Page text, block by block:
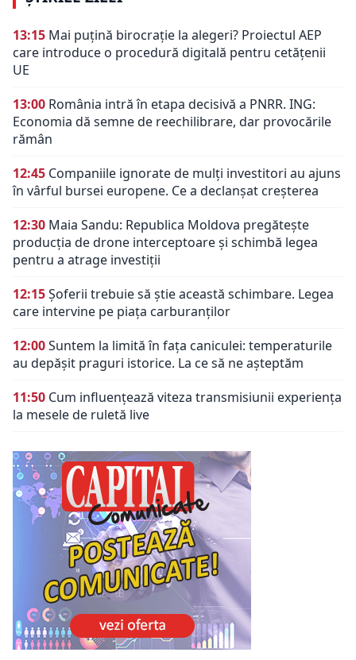
13:15 Mai puțină birocrație la alegeri? Proiectul AEP
care introduce o procedură digitală pentru cetățenii
UE
13:00 România intră în etapa decisivă a PNRR. ING:
Economia dă semne de reechilibrare, dar provocările
rămân
12:45 Companiile ignorate de mulți investitori au ajuns
în vârful bursei europene. Ce a declanșat creșterea
12:30 Maia Sandu: Republica Moldova pregătește
producția de drone interceptoare și schimbă legea
pentru a atrage investiții
12:15Șoferii trebuie să știe această schimbare. Legea
care intervine pe piața carburanților
12:00Suntem la limită în fața caniculei: temperaturile
au depășit praguri istorice. La ce să ne așteptăm
11:50 Cum influențează viteza transmisiunii experiența
la mesele de ruletă live